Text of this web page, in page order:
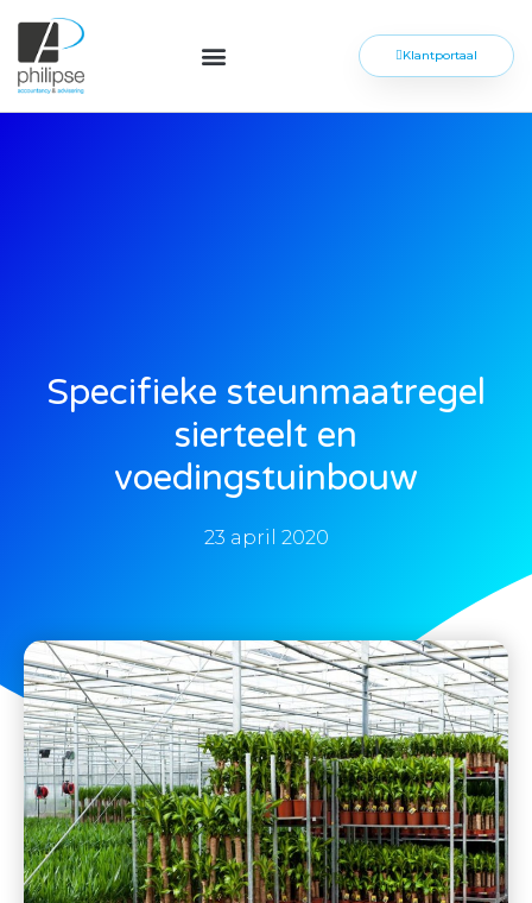
Klantportaal
Specifieke steunmaatregel
sierteelt en
voedingstuinbouw
23 april 2020